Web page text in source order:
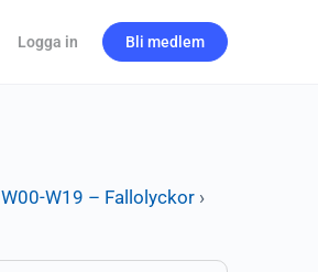
Logga in Bli medlem
W00-W19 – Fallolyckor ›